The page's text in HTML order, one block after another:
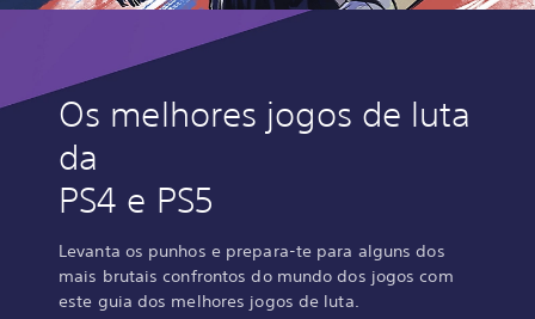
Os melhores jogos de luta
da
PS4 e PS5
Levanta os punhos e prepara-te para alguns dos
mais brutais confrontos do mundo dos jogos com
este guia dos melhores jogos de luta.